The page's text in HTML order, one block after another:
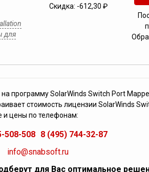
для
Скидка: -612,30 ₽
программу SolarWinds Switch Port
стоимость лицензии SolarWinds
и цены по телефонам:
508-508 8 (495) 744-32-87
info@snabsoft.ru
для Вас оптимальное